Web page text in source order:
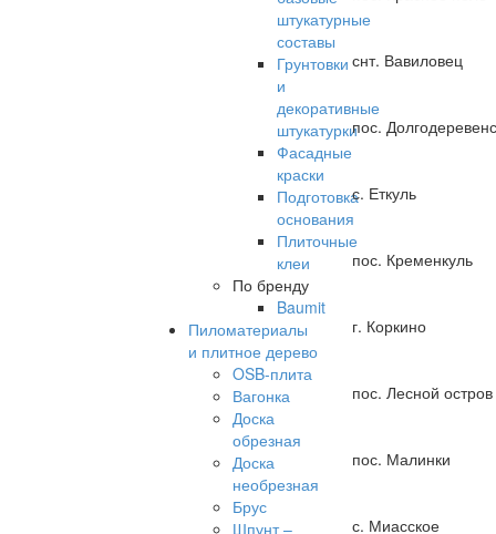
штукатурные
составы
Грунтовки
и
декоративные
штукатурки
Фасадные
краски
Подготовка
основания
Плиточные
клеи
По бренду
Baumit
Пиломатериалы
и плитное дерево
OSB-плита
Вагонка
Доска
обрезная
Доска
необрезная
Брус
Шпунт –
снт. Вавиловец
пос.
с. Еткуль
пос. Кременкуль
г. Коркино
пос. Лесной остров
пос. Малинки
с. Миасское